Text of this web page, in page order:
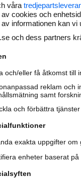
våra
av cookies och
av informationen kan
och dess partners
och/eller få åtkomst till
reklam och
samt
och förbättra tjänster
exakta uppgifter om
enheter baserat